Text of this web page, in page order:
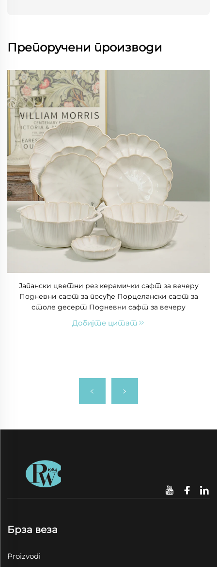
Препоручени производи
Јапански цветни рез керамички сафт за вечеру
Подневни сафт за посуђе Порцелански сафт за
столе десерт Подневни сафт за вечеру
Добијте цитат
Брза веза
Proizvodi